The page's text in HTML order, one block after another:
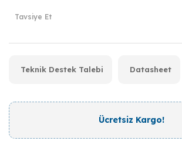
Tavsiye Et
Teknik Destek Talebi Datasheet
Ücretsiz Kargo!